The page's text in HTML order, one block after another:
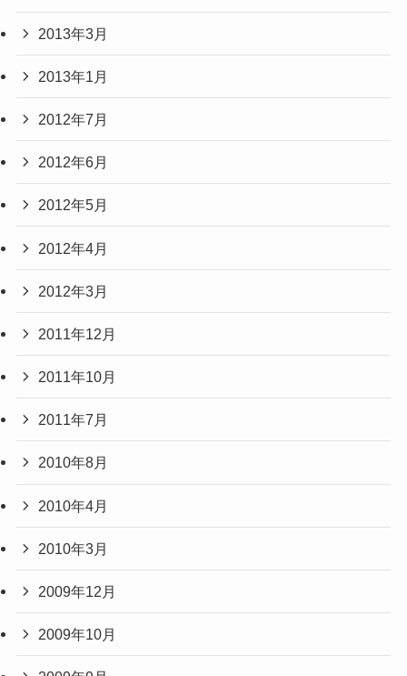
2013年3月
2013年1月
2012年7月
2012年6月
2012年5月
2012年4月
2012年3月
2011年12月
2011年10月
2011年7月
2010年8月
2010年4月
2010年3月
2009年12月
2009年10月